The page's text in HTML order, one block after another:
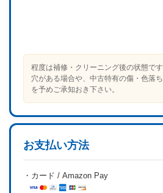
程度は補修・クリーニング後の状態で
穴がある場合や、中古特有の傷・色落
を予めご承知おき下さい。
お支払い方法
・カード / Amazon Pay